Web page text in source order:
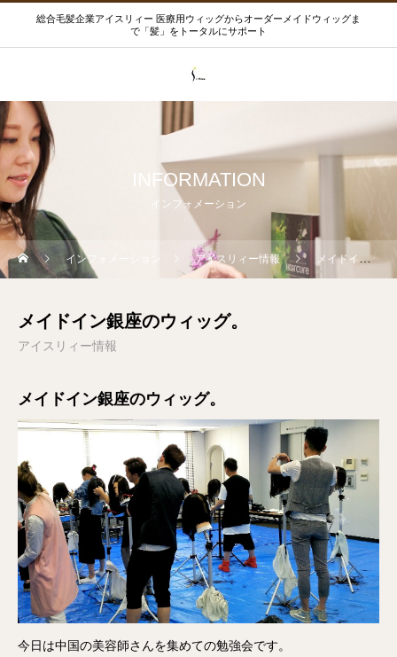
総合毛髪企業アイスリィー 医療用ウィッグからオーダーメイドウィッグま
で「髪」をトータルにサポート
INFORMATION
インフォメーション
インフォメーション アイスリィー情報 メイドイン銀座のウィッグ。
メイドイン銀座のウィッグ。
アイスリィー情報
メイドイン銀座のウィッグ。
今日は中国の美容師さんを集めての勉強会です。